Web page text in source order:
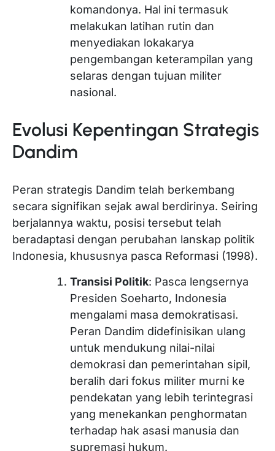
komandonya. Hal ini termasuk
melakukan latihan rutin dan
menyediakan lokakarya
pengembangan keterampilan yang
selaras dengan tujuan militer
nasional.
Evolusi Kepentingan Strategis
Dandim
Peran strategis Dandim telah berkembang
secara signifikan sejak awal berdirinya. Seiring
berjalannya waktu, posisi tersebut telah
beradaptasi dengan perubahan lanskap politik
Indonesia, khususnya pasca Reformasi (1998).
Transisi Politik: Pasca lengsernya
Presiden Soeharto, Indonesia
mengalami masa demokratisasi.
Peran Dandim didefinisikan ulang
untuk mendukung nilai-nilai
demokrasi dan pemerintahan sipil,
beralih dari fokus militer murni ke
pendekatan yang lebih terintegrasi
yang menekankan penghormatan
terhadap hak asasi manusia dan
supremasi hukum.